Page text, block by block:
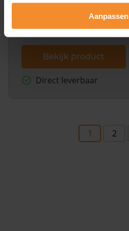
Aanpassen
dit inclusief de luchtfoto!
Bekijk product
Direct leverbaar
1 2